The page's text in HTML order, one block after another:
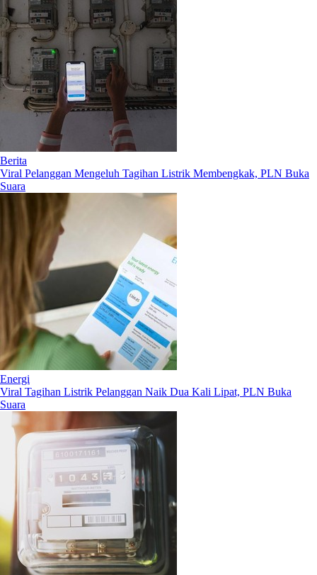
Berita
Viral Pelanggan Mengeluh Tagihan Listrik Membengkak, PLN Buka
Suara
Energi
Viral Tagihan Listrik Pelanggan Naik Dua Kali Lipat, PLN Buka
Suara